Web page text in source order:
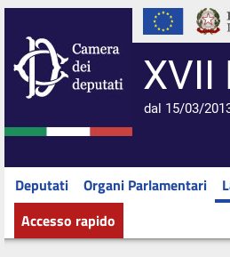
XVII
dal 15/03/
Deputati Organi Parlamentari
Accesso rapido